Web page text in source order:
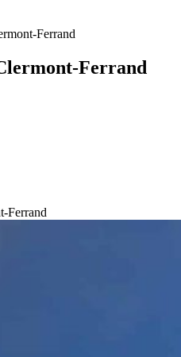
Ferrand
Ferrand
Ferrand